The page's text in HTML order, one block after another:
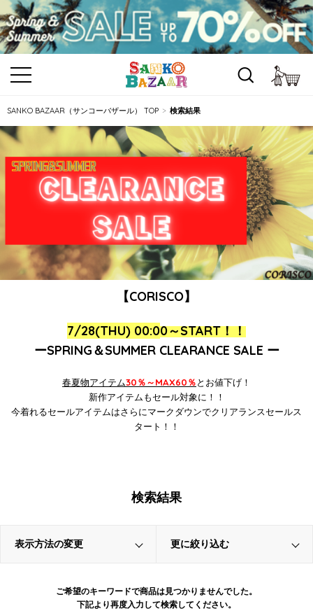
SANKO BAZAAR（サンコーバザール） TOP 検索結果
【CORISCO】
7/28(THU) 00:00～START！！
ーSPRING＆SUMMER CLEARANCE SALE ー
春夏物アイテム30％～MAX60％とお値下げ！
新作アイテムもセール対象に！！
今着れるセールアイテムはさらにマークダウンでクリアランスセールス
タート！！
検索結果
表示方法の変更 更に絞り込む
ご希望のキーワードで商品は見つかりませんでした。
下記より再度入力して検索してください。